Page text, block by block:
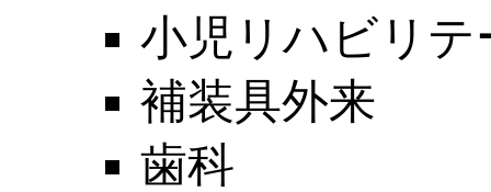
小児リハビリ
補装具外来
歯科